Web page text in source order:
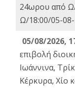
24ωρου από
Ω/18:00/05-
05/08/2026,
επιβολή
Ιωάννινα,
Κέρκυρα, Χίο